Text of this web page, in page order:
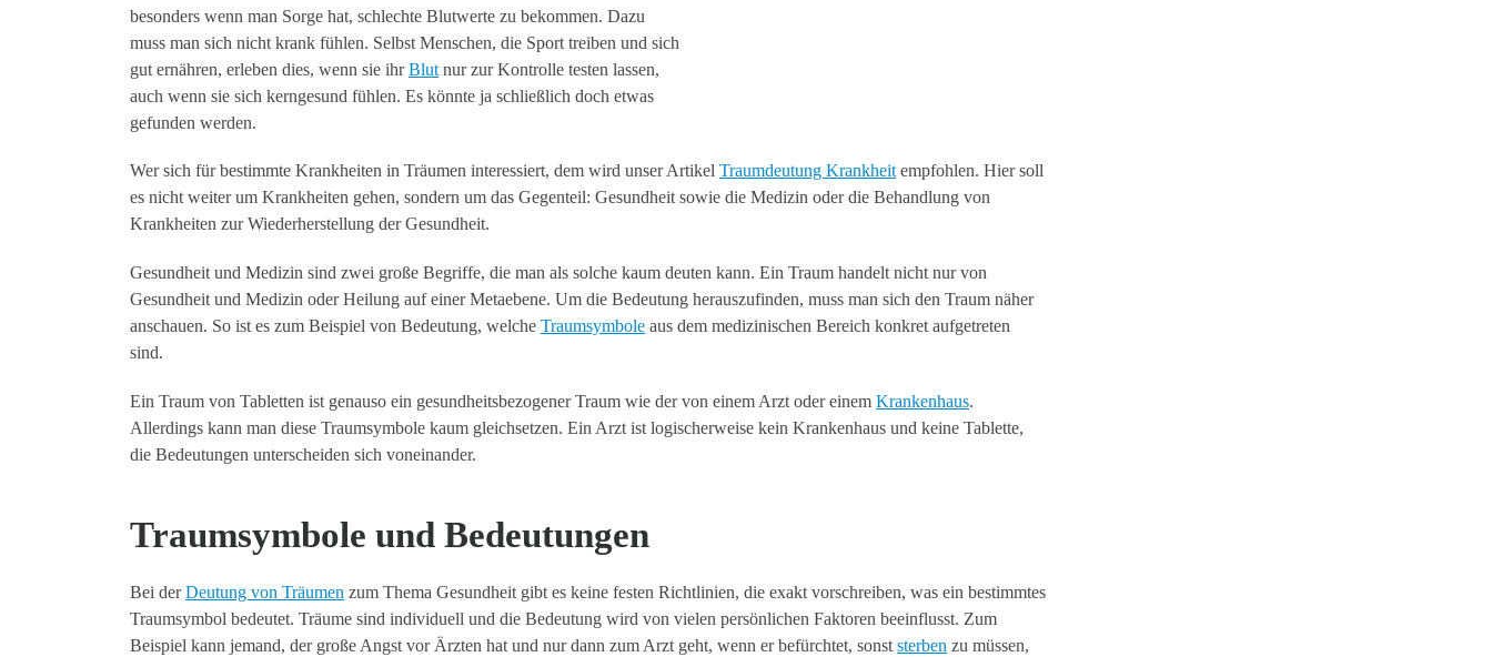
besonders wenn man Sorge hat, schlechte Blutwerte zu bekommen. Dazu
muss man sich nicht krank fühlen. Selbst Menschen, die Sport treiben und sich
gut ernähren, erleben dies, wenn sie ihrBlut nur zur Kontrolle testen lassen,
auch wenn sie sich kerngesund fühlen. Es könnte ja schließlich doch etwas
gefunden werden.
Wer sich für bestimmte Krankheiten in Träumen interessiert, dem wird unser Artikel Traumdeutung Krankheit empfohlen. Hier soll
es nicht weiter um Krankheiten gehen, sondern um das Gegenteil: Gesundheit sowie die Medizin oder die Behandlung von
Krankheiten zur Wiederherstellung der Gesundheit.
Gesundheit und Medizin sind zwei große Begriffe, die man als solche kaum deuten kann. Ein Traum handelt nicht nur von
Gesundheit und Medizin oder Heilung auf einer Metaebene. Um die Bedeutung herauszufinden, muss man sich den Traum näher
anschauen. So ist es zum Beispiel von Bedeutung, welche Traumsymbole aus dem medizinischen Bereich konkret aufgetreten
sind.
Ein Traum von Tabletten ist genauso ein gesundheitsbezogener Traum wie der von einem Arzt oder einem Krankenhaus.
Allerdings kann man diese Traumsymbole kaum gleichsetzen. Ein Arzt ist logischerweise kein Krankenhaus und keine Tablette,
die Bedeutungen unterscheiden sich voneinander.
Traumsymbole und Bedeutungen
Bei derDeutung von Träumen zum Thema Gesundheit gibt es keine festen Richtlinien, die exakt vorschreiben, was ein bestimmtes
Traumsymbol bedeutet. Träume sind individuell und die Bedeutung wird von vielen persönlichen Faktoren beeinflusst. Zum
Beispiel kann jemand, der große Angst vor Ärzten hat und nur dann zum Arzt geht, wenn er befürchtet, sonst sterben zu müssen,